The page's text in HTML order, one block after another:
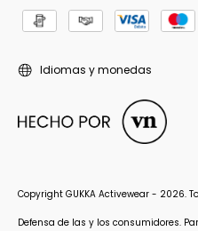
Idiomas y monedas
Copyright GUKKA Activewear - 2026.
Defensa de las y los consumidores.